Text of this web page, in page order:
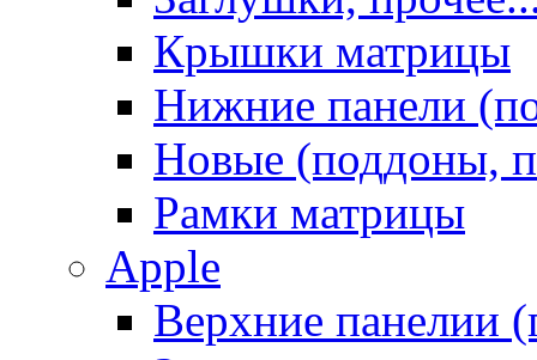
Крышки матрицы
Нижние панели
Новые (поддоны,
Рамки матрицы
Apple
Верхние панелии